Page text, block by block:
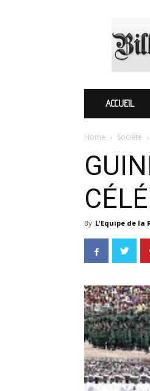
ACCUEIL
Home Société
By L'Equipe de la